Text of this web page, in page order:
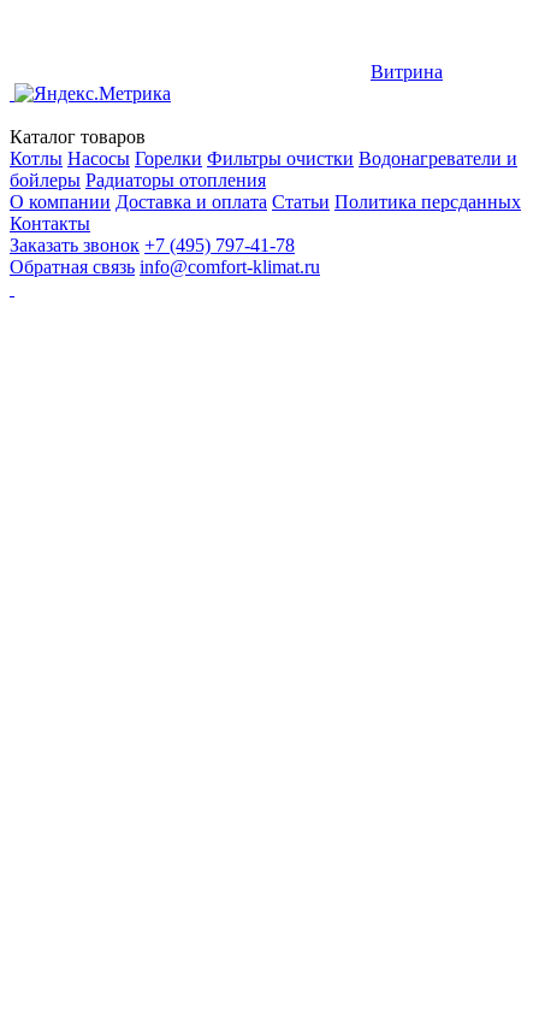
Витрина
Каталог товаров
Котлы Насосы Горелки Фильтры очистки Водонагреватели и
бойлеры Радиаторы отопления
О компании Доставка и оплата Статьи Политика персданных
Контакты
Заказать звонок +7 (495) 797-41-78
Обратная связь info@comfort-klimat.ru